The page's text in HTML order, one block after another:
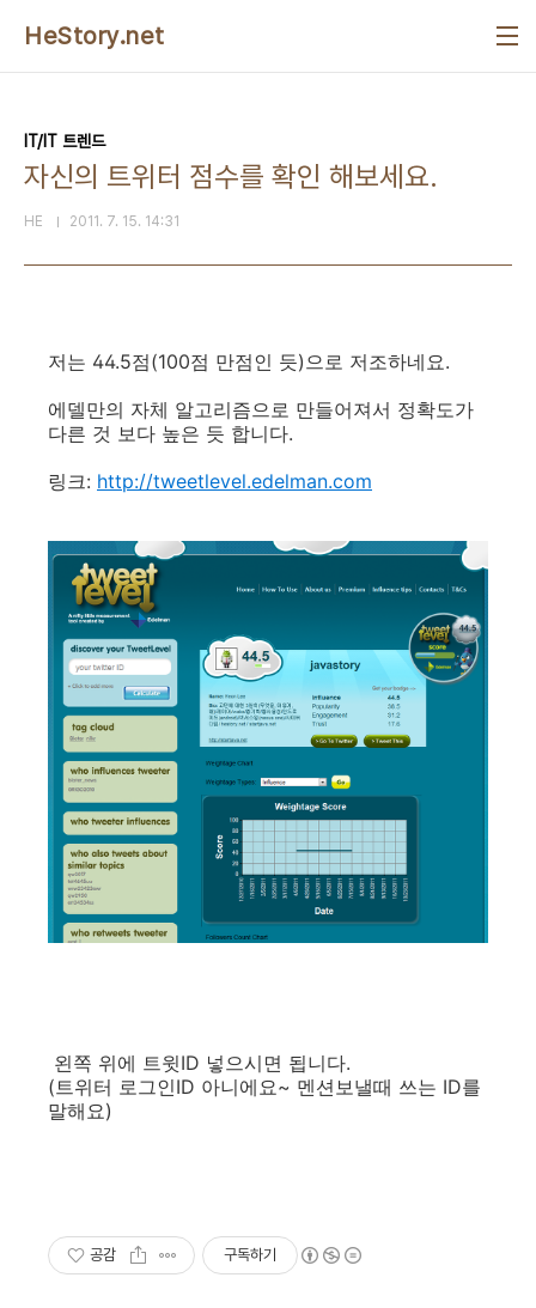
HeStory.net
IT/IT 트렌드
자신의 트위터 점수를 확인 해보세요.
HE 2011. 7. 15. 14:31
저는 44.5점(100점 만점인 듯)으로 저조하네요.
에델만의 자체 알고리즘으로 만들어져서 정확도가
다른 것 보다 높은 듯 합니다.
링크: http://tweetlevel.edelman.com
왼쪽 위에 트윗ID 넣으시면 됩니다.
(트위터 로그인ID 아니에요~ 멘션보낼때 쓰는 ID를
말해요)
공감 구독하기